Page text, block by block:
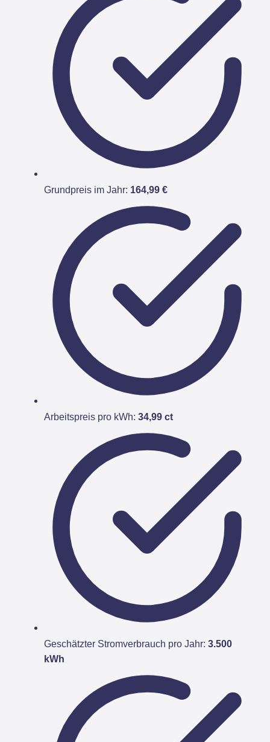
Grundpreis im Jahr: 164,99 €
Arbeitspreis pro kWh: 34,99 ct
Geschätzter Stromverbrauch pro Jahr: 3.500
kWh